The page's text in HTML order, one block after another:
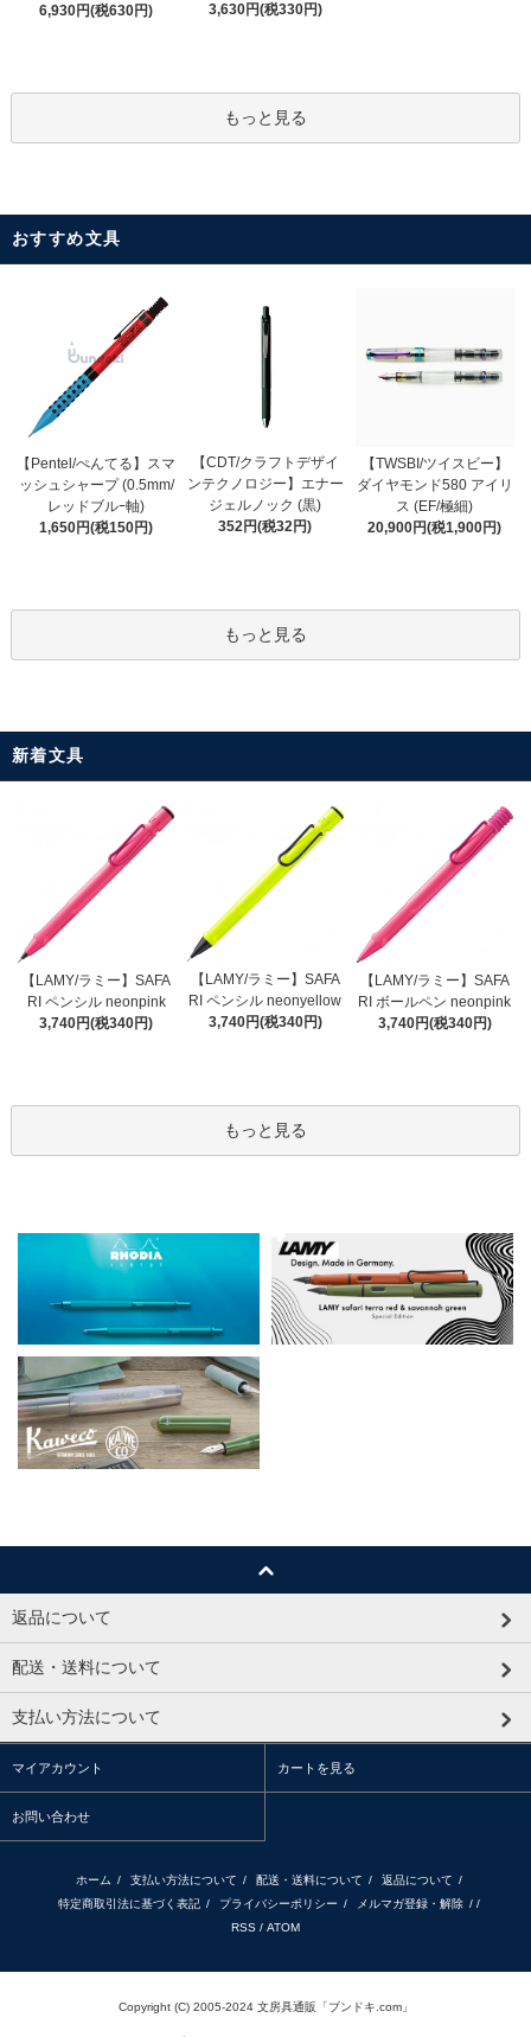
6,930円(税630円)
3,630円(税330円)
もっと見る
おすすめ文具
【Pentel/ぺんてる】スマ
ッシュシャープ (0.5mm/
レッドブルｰ軸)
1,650円(税150円)
【CDT/クラフトデザイ
ンテクノロジー】エナー
ジェルノック (黒)
352円(税32円)
【TWSBI/ツイスビー】
ダイヤモンド580 アイリ
ス (EF/極細)
20,900円(税1,900円)
もっと見る
新着文具
【LAMY/ラミー】SAFA
RI ペンシル neonpink
3,740円(税340円)
【LAMY/ラミー】SAFA
RI ペンシル neonyellow
3,740円(税340円)
【LAMY/ラミー】SAFA
RI ボールペン neonpink
3,740円(税340円)
もっと見る
返品について
配送・送料について
支払い方法について
マイアカウント カートを見る
お問い合わせ
ホーム / 支払い方法について / 配送・送料について / 返品について /
特定商取引法に基づく表記 / プライバシーポリシー / メルマガ登録・解除 / /
RSS / ATOM
Copyright (C) 2005-2024 文房具通販「ブンドキ.com」